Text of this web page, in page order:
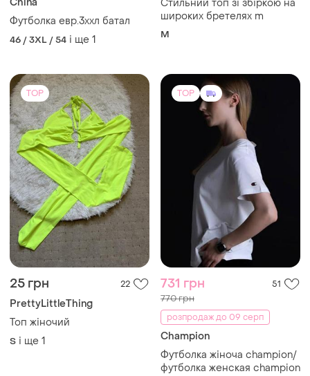
Футболка евр.3ххл батал
46 / 3XL / 54 і ще 1
Стильний топ зі збіркою на
широких бретелях m
M
TOP
25 грн 22
PrettyLittleThing
Топ жіночий
S і ще 1
TOP
731 грн 51
770 грн
розпродаж до 09 серп
Champion
Футболка жіноча champion/
футболка женская champion